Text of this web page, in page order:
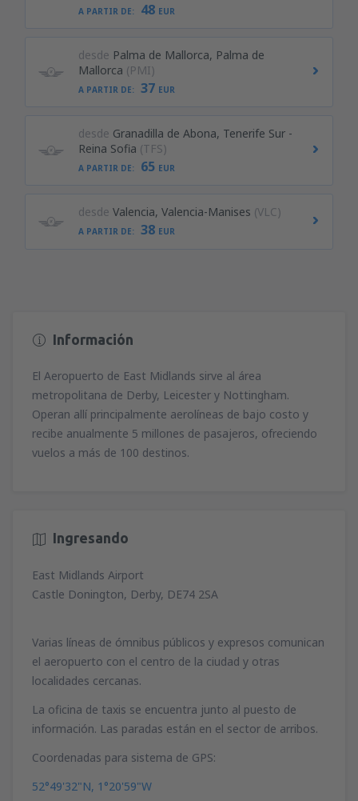
A PARTIR DE: 48 EUR
desde Palma de Mallorca, Palma de
Mallorca (PMI)
A PARTIR DE: 37 EUR
desde Granadilla de Abona, Tenerife Sur -
Reina Sofia (TFS)
A PARTIR DE: 65 EUR
desde Valencia, Valencia-Manises (VLC)
A PARTIR DE: 38 EUR
Información
El Aeropuerto de East Midlands sirve al área
metropolitana de Derby, Leicester y Nottingham.
Operan allí principalmente aerolíneas de bajo costo y
recibe anualmente 5 millones de pasajeros, ofreciendo
vuelos a más de 100 destinos.
Ingresando
East Midlands Airport
Castle Donington, Derby, DE74 2SA
Varias líneas de ómnibus públicos y expresos comunican
el aeropuerto con el centro de la ciudad y otras
localidades cercanas.
La oficina de taxis se encuentra junto al puesto de
información. Las paradas están en el sector de arribos.
Coordenadas para sistema de GPS:
52°49'32"N, 1°20'59"W